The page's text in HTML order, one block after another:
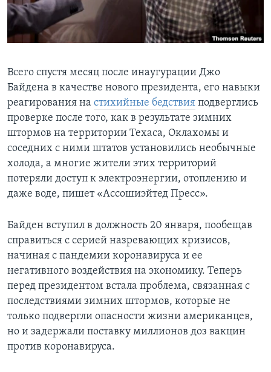
Learning English
Языки
Всего спустя месяц после инаугурации Джо
Байдена в качестве нового президента, его навыки
реагирования на стихийные бедствия подверглись
проверке после того, как в результате зимних
штормов на территории Техаса, Оклахомы и
соседних с ними штатов установились необычные
холода, а многие жители этих территорий
потеряли доступ к электроэнергии, отоплению и
даже воде, пишет «Ассошиэйтед Пресс».
Байден вступил в должность 20 января, пообещав
справиться с серией назревающих кризисов,
начиная с пандемии коронавируса и ее
негативного воздействия на экономику. Теперь
перед президентом встала проблема, связанная с
последствиями зимних штормов, которые не
только подвергли опасности жизни американцев,
но и задержали поставку миллионов доз вакцин
против коронавируса.